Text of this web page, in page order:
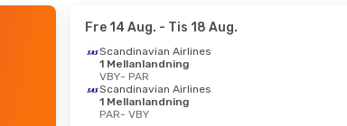
Fre 14 Aug. - Tis 18 Aug.
Scandinavian Airlines
1 Mellanlandning
VBY- PAR
Scandinavian Airlines
1 Mellanlandning
PAR- VBY